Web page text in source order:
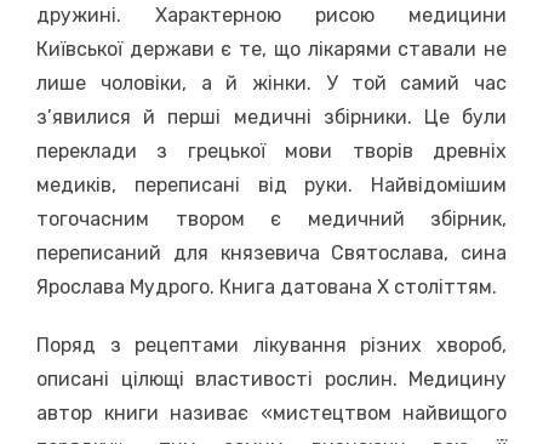
дружині. Характерною рисою медицини
Київської держави є те, що лікарями ставали не
лише чоловіки, а й жінки. У той самий час
з’явилися й перші медичні збірники. Це були
переклади з грецької мови творів древніх
медиків, переписані від руки. Найвідомішим
тогочасним твором є медичний збірник,
переписаний для князевича Святослава, сина
Ярослава Мудрого. Книга датована X століттям.
Поряд з рецептами лікування різних хвороб,
описані цілющі властивості рослин. Медицину
автор книги називає «мистецтвом найвищого